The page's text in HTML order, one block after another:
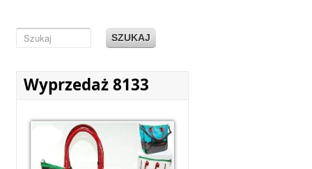
SZUKAJ
Wyprzedaż 8133